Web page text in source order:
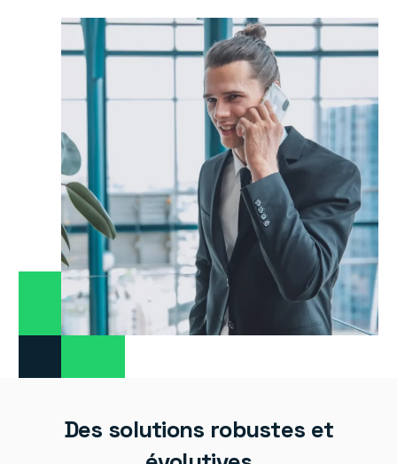
Des solutions robustes et